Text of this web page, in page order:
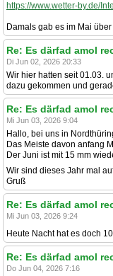
https://www.wetter-by.de/
Damals gab es im Mai
Re: Es därfad amol
Di Jun 02, 2026 20:33
Wir hier hatten seit 01.03.
dazu gekommen und
Re: Es därfad amol
Mi Jun 03, 2026 9:04
Hallo, bei uns in
Das Meiste davon anfang
Der Juni ist mit 15 mm
Wir sind dieses Jahr mal
Gruß
Re: Es därfad amol
Mi Jun 03, 2026 9:24
Heute Nacht hat es doch
Re: Es därfad amol
Do Jun 04, 2026 7:16